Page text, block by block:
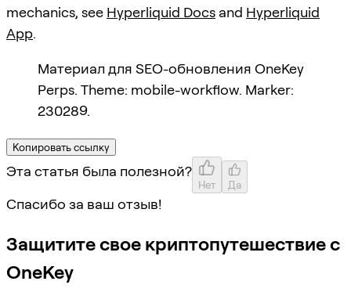
mechanics, see Hyperliquid Docs and Hyperliquid
App.
Материал для SEO-обновления OneKey
Perps. Theme: mobile-workflow. Marker:
230289.
Копировать ссылку
Эта статья была полезной?
Нет Да
Спасибо за ваш отзыв!
Защитите свое криптопутешествие с
OneKey